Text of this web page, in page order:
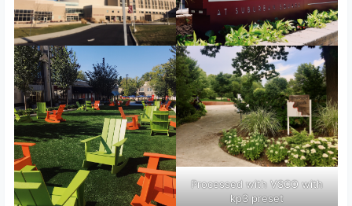
Processed with VSCO with
kp3 preset